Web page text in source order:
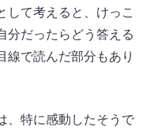
して考えると、けっこ
分だったらどう答える
線で読んだ部分もあり
、特に感動したそうで